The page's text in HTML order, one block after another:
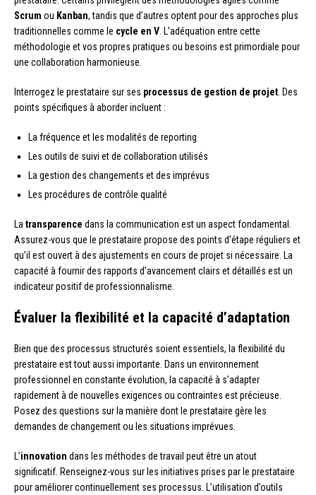
Scrum ou Kanban, tandis que d’autres optent pour des approches plus
traditionnelles comme le cycle en V . L’adéquation entre cette
méthodologie et vos propres pratiques ou besoins est primordiale pour
une collaboration harmonieuse.
Interrogez le prestataire sur ses processus de gestion de projet . Des
points spécifiques à aborder incluent :
La fréquence et les modalités de reporting
Les outils de suivi et de collaboration utilisés
La gestion des changements et des imprévus
Les procédures de contrôle qualité
La transparence dans la communication est un aspect fondamental.
Assurez-vous que le prestataire propose des points d’étape réguliers et
qu’il est ouvert à des ajustements en cours de projet si nécessaire. La
capacité à fournir des rapports d’avancement clairs et détaillés est un
indicateur positif de professionnalisme.
Évaluer la flexibilité et la capacité d’adaptation
Bien que des processus structurés soient essentiels, la flexibilité du
prestataire est tout aussi importante. Dans un environnement
professionnel en constante évolution, la capacité à s’adapter
rapidement à de nouvelles exigences ou contraintes est précieuse.
Posez des questions sur la manière dont le prestataire gère les
demandes de changement ou les situations imprévues.
L’innovation dans les méthodes de travail peut être un atout
significatif. Renseignez-vous sur les initiatives prises par le prestataire
pour améliorer continuellement ses processus. L’utilisation d’outils